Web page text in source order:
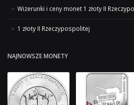
Wizerunki i ceny monet 1 złoty II
1 złoty II Rzeczypospolitej
NAJNOWSZE MONETY